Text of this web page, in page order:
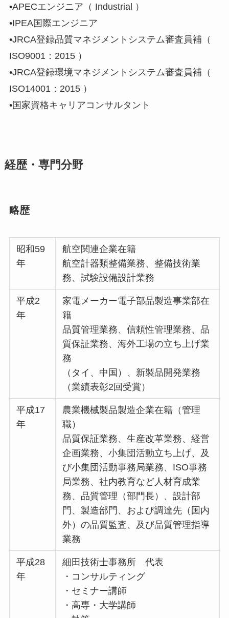
•APECエンジニア（ Industrial ）
•IPEA国際エンジニア
•JRCA登録品質マネジメントシステム審査員補（
ISO9001：2015 ）
•JRCA登録環境マネジメントシステム審査員補（
ISO14001：2015 ）
•国家資格キャリアコンサルタント
経歴・専門分野
略歴
昭和59
年
航空関連企業在籍
航空計器類整備業務、整備技術業
務、試験設備設計業務
平成2
年
家電メーカー電子部品製造事業部在
籍
品質管理業務、信頼性管理業務、品
質保証業務、海外工場の立ち上げ業
務
（タイ、中国）、新製品開発業務
（業績表彰2回受賞）
平成17
年
農業機械製品製造企業在籍（管理
職）
品質保証業務、生産改革業務、経営
企画業務、小集団活動立ち上げ、及
び小集団活動事務局業務、ISO事務
局業務、社内教育など人材育成業
務、品質管理（部門長）、設計部
門、製造部門、および調達先（国内
外）の品質監査、及び品質管理指導
業務
平成28
年
細田技術士事務所 代表
・コンサルティング
・セミナー講師
・高専・大学講師